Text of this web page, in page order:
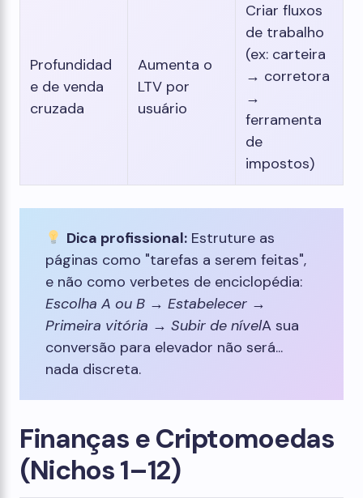
Profundidad
e de venda
cruzada
Aumenta o
LTV por
usuário
Criar fluxos
de trabalho
(ex: carteira
→ corretora
→
ferramenta
de
impostos)
Dica profissional:Estruture as
páginas como "tarefas a serem feitas",
e não como verbetes de enciclopédia:
Escolha A ou B → Estabelecer →
Primeira vitória → Subir de nívelA sua
conversão para elevador não será...
nada discreta.
Finanças e Criptomoedas
(Nichos 1–12)